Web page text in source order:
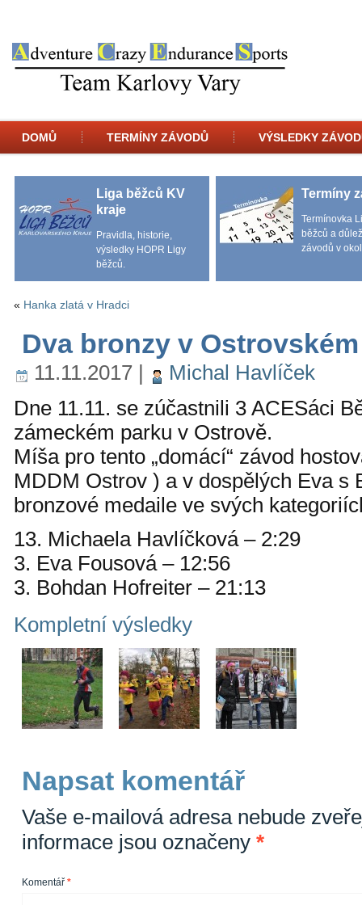
DOMŮ TERMÍNY ZÁVODŮ VÝSLEDKY
Liga běžců KV
kraje
Pravidla, historie,
výsledky HOPR Ligy
běžců.
Termíny
Termínovka
běžců a
závodů v
« Hanka zlatá v Hradci
Dva bronzy v
11.11.2017 |
Michal Havlíček
Dne 11.11. se zúčastnili 3 ACESáci
zámeckém parku v Ostrově.
Míša pro tento „domácí“ závod
MDDM Ostrov ) a v dospělých Eva s
bronzové medaile ve svých
13. Michaela Havlíčková – 2:29
3. Eva Fousová – 12:56
3. Bohdan Hofreiter – 21:13
Kompletní výsledky
Napsat komentář
Vaše e-mailová adresa nebude
informace jsou označeny *
Komentář *